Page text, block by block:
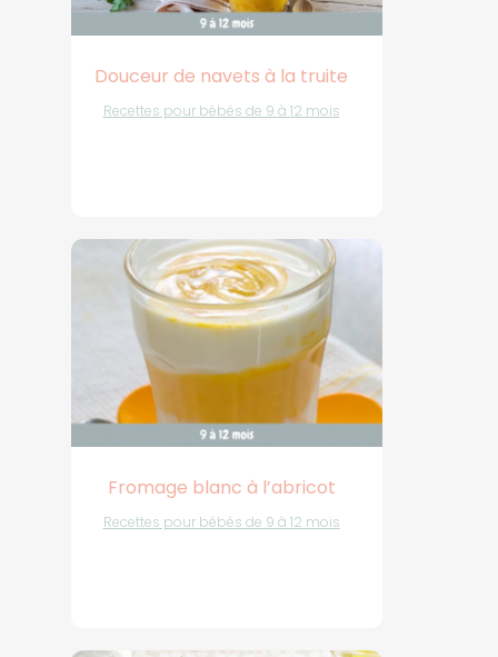
Douceur de navets à la truite
Recettes pour bébés de 9 à 12 mois
Fromage blanc à l’abricot
Recettes pour bébés de 9 à 12 mois